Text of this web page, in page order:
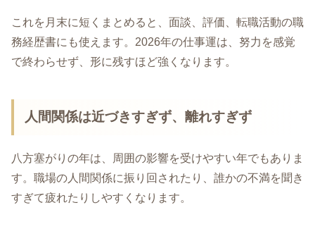
これを月末に短くまとめると、面談、評価、転職活動の職
務経歴書にも使えます。2026年の仕事運は、努力を感覚
で終わらせず、形に残すほど強くなります。
人間関係は近づきすぎず、離れすぎず
八方塞がりの年は、周囲の影響を受けやすい年でもありま
す。職場の人間関係に振り回されたり、誰かの不満を聞き
すぎて疲れたりしやすくなります。